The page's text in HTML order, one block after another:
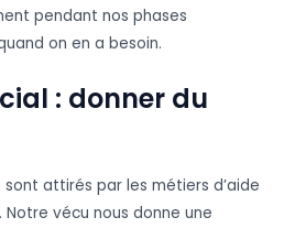
pendant nos phases
on en a besoin.
: donner du
attirés par les métiers d’aide
vécu nous donne une